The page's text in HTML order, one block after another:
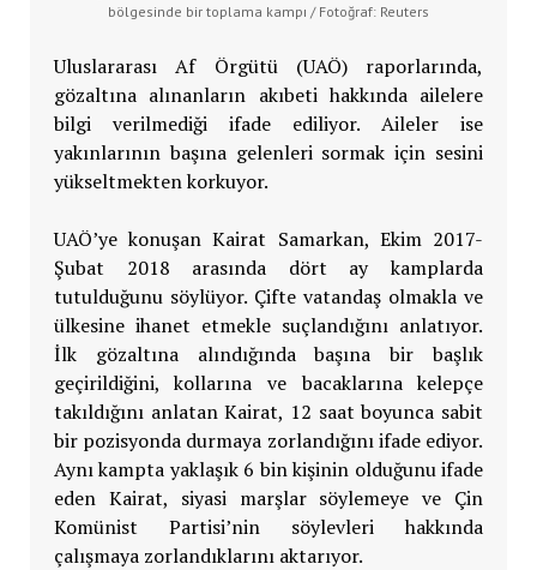
bölgesinde bir toplama kampı / Fotoğraf: Reuters​​​​​​​
Uluslararası Af Örgütü (UAÖ) raporlarında,
gözaltına alınanların akıbeti hakkında ailelere
bilgi verilmediği ifade ediliyor. Aileler ise
yakınlarının başına gelenleri sormak için sesini
yükseltmekten korkuyor.
UAÖ’ye konuşan Kairat Samarkan, Ekim 2017-
Şubat 2018 arasında dört ay kamplarda
tutulduğunu söylüyor. Çifte vatandaş olmakla ve
ülkesine ihanet etmekle suçlandığını anlatıyor.
İlk gözaltına alındığında başına bir başlık
geçirildiğini, kollarına ve bacaklarına kelepçe
takıldığını anlatan Kairat, 12 saat boyunca sabit
bir pozisyonda durmaya zorlandığını ifade ediyor.
Aynı kampta yaklaşık 6 bin kişinin olduğunu ifade
eden Kairat, siyasi marşlar söylemeye ve Çin
Komünist Partisi’nin söylevleri hakkında
çalışmaya zorlandıklarını aktarıyor.